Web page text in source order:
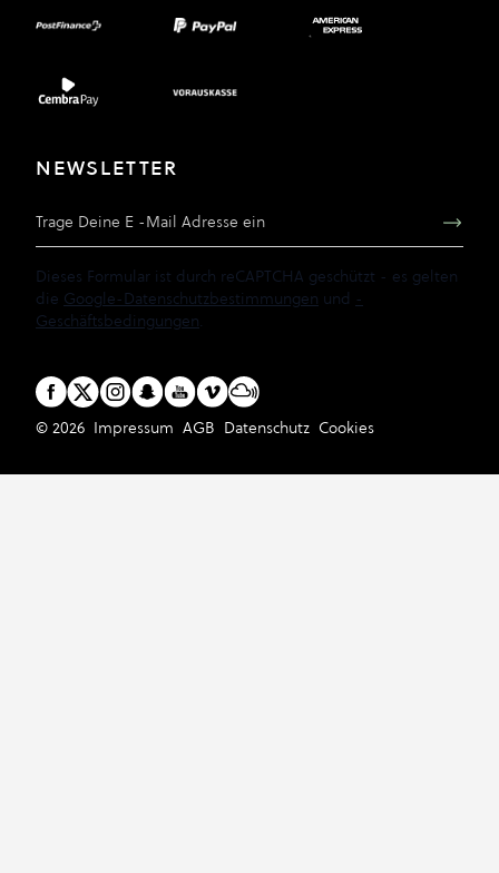
NEWSLETTER
Dieses Formular ist durch reCAPTCHA geschützt - es gelten
die Google-Datenschutzbestimmungen und -
Geschäftsbedingungen.
© 2026 Impressum AGB Datenschutz Cookies